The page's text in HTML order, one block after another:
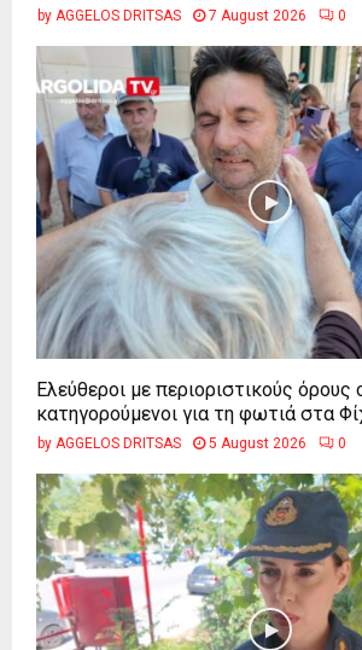
by AGGELOS DRITSAS 7 August 2026 0
Ελεύθεροι με περιοριστικούς όρους
κατηγορούμενοι για τη φωτιά στα
by AGGELOS DRITSAS 5 August 2026 0